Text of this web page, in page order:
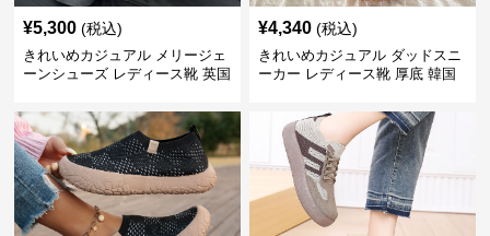
¥5,300 (税込)
きれいめカジュアル メリージェ
ーンシューズ レディース靴 英国
ラシカル フラットパンプス
¥4,340 (税込)
きれいめカジュアル ダッドスニ
ーカー レディース靴 厚底 韓国
美脚 スポーティー